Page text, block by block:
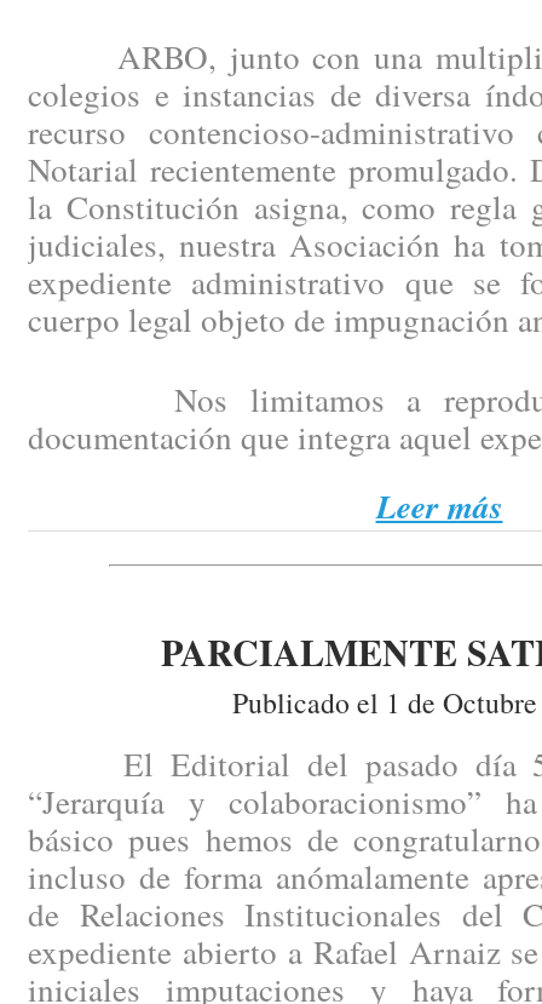
ARBO, junto con una
colegios e instancias de diversa
recurso contencioso-
Notarial recientemente promulgado.
la Constitución asigna, como regla
judiciales, nuestra Asociación ha
expediente administrativo que se
cuerpo legal objeto de impugnación
Nos limitamos a
documentación que integra aquel
Leer más
PARCIALMENTE
Publicado el 1 de
El Editorial del pasado día 5
“Jerarquía y colaboracionismo”
básico pues hemos de
incluso de forma anómalamente
de Relaciones Institucionales del
expediente abierto a Rafael Arnaiz
iniciales imputaciones y haya